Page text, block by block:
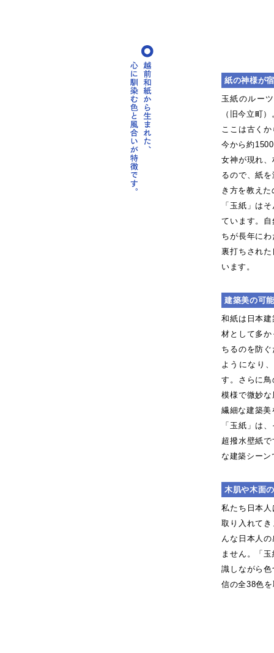
紙の神様が
玉紙のルー
（旧今立町）
ここは古く
今から約
女神が現れ
るので、紙
き方を教え
「玉紙」は
ています。
ちが長年に
裏打ちされ
います。
建築美の可
和紙は日本
材として多
ちるのを防
ようになり
す。さらに
模様で微妙
繊細な建築美
「玉紙」は
超撥水壁紙
な建築シーン
木肌や木面
私たち日本
取り入れて
んな日本人
ません。「
識しながら
信の全38色